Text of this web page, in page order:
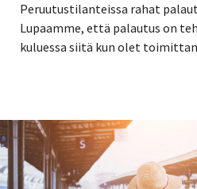
Peruutustilanteissa rahat
Lupaamme, että palautus on
kuluessa siitä kun olet